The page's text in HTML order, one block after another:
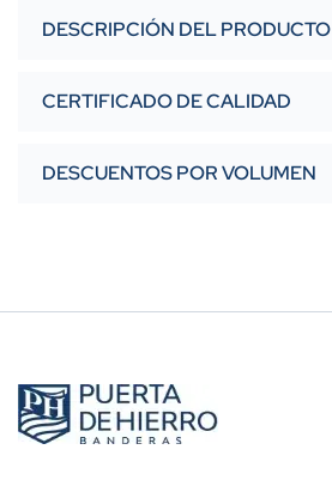
DESCRIPCIÓN DEL PRODUCTO
CERTIFICADO DE CALIDAD
DESCUENTOS POR VOLUMEN